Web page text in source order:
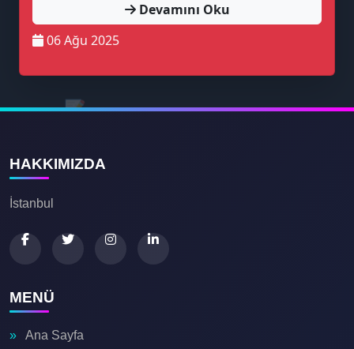
📝
💌
Devamını Oku
06 Ağu 2025
HAKKIMIZDA
İstanbul
MENÜ
Ana Sayfa